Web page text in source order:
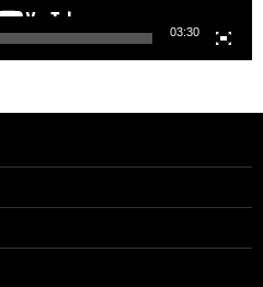
03:30